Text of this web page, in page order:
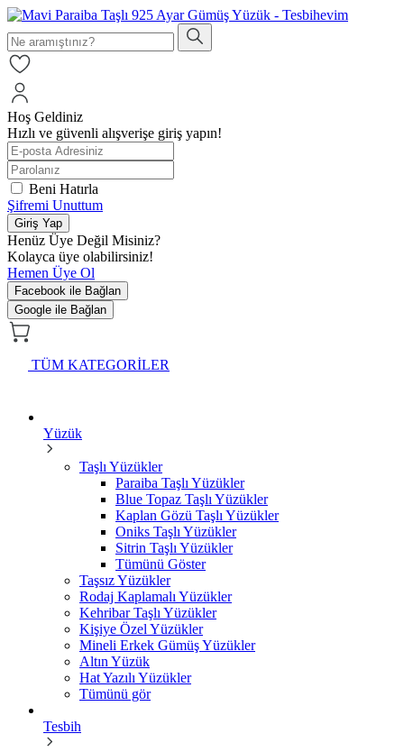
Hoş Geldiniz
Hızlı ve güvenli alışverişe giriş yapın!
Beni Hatırla
Şifremi Unuttum
Giriş Yap
Henüz Üye Değil Misiniz?
Kolayca üye olabilirsiniz!
Hemen Üye Ol
Facebook ile Bağlan
Google ile Bağlan
TÜM KATEGORİLER
Yüzük
Taşlı Yüzükler
Paraiba Taşlı Yüzükler
Blue Topaz Taşlı Yüzükler
Kaplan Gözü Taşlı Yüzükler
Oniks Taşlı Yüzükler
Sitrin Taşlı Yüzükler
Tümünü Göster
Taşsız Yüzükler
Rodaj Kaplamalı Yüzükler
Kehribar Taşlı Yüzükler
Kişiye Özel Yüzükler
Mineli Erkek Gümüş Yüzükler
Altın Yüzük
Hat Yazılı Yüzükler
Tümünü gör
Tesbih